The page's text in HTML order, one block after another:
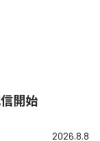
開始
2026.8.8